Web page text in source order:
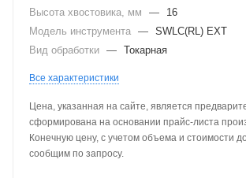
Высота хвостовика, мм
—
16
Модель инструмента — SWLC(RL) EXT
Вид обработки — Токарная
Все характеристики
Цена, указанная на сайте, является
сформирована на основании прайс-листа
Конечную цену, с учетом объема и стоимости
сообщим по запросу.